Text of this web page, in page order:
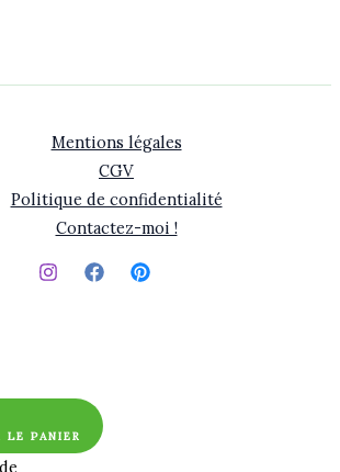
Mentions légales
CGV
Politique de confidentialité
Contactez-moi !
LE PANIER